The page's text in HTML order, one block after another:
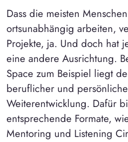
Dass die meisten
ortsunabhängig arbeiten,
Projekte, ja. Und doch hat
eine andere Ausrichtung.
Space zum Beispiel liegt
beruflicher und
Weiterentwicklung. Dafür
entsprechende Formate,
Mentoring und Listening